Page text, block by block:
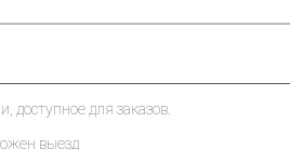
доступное для заказов.
выезд